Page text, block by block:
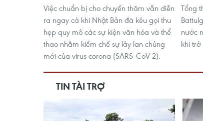
Việc chuẩn bị cho chuyến thăm vẫn diễn
ra ngay cả khi Nhật Bản đã kêu gọi thu
hẹp quy mô các sự kiện văn hóa và thể
thao nhằm kiềm chế sự lây lan chủng
mới của virus corona (SARS-CoV-2).
Tổng
nước
khi